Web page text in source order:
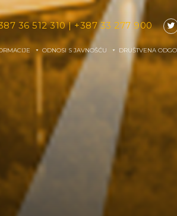
36 512 310|+387 33 277 900
ODNOSI S JAVNOŠĆU DRUŠTVENA